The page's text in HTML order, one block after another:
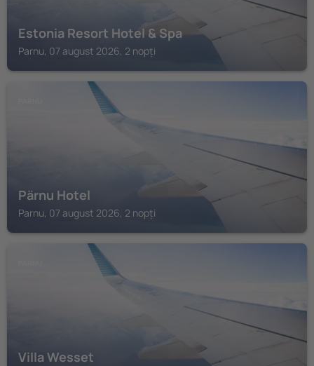
Estonia Resort Hotel & Spa
Parnu, 07 august 2026, 2 nopți
Pärnu Hotel
Parnu, 07 august 2026, 2 nopți
Villa Wesset